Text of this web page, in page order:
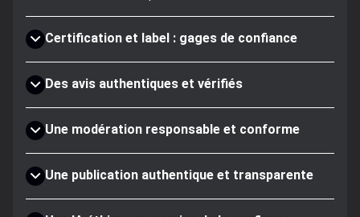
Certification et label : gages de confiance
Des avis authentiques et vérifiés
Une modération responsable et conforme
Une publication authentique et transparente